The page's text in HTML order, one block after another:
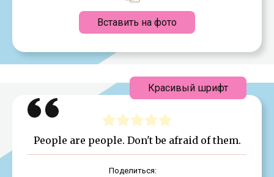
Вставить на фото
People are people. Don't be afraid of them.
Поделиться:
Красивый шрифт